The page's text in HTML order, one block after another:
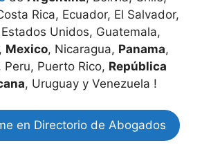
Rica, Ecuador, El Salvador,
Unidos, Guatemala,
Mexico, Nicaragua, Panama,
Peru, Puerto Rico, República
, Uruguay y Venezuela !
en Directorio de Abogados